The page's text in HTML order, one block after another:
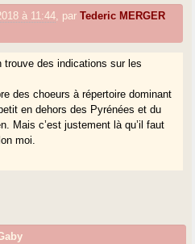
à 11:44 parTederic MERGER
trouve des indications sur les
des choeurs à répertoire dominant
en dehors des Pyrénées et du
Mais c’est justement là qu’il faut
moi.